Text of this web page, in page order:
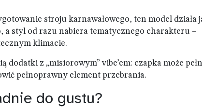
stroju karnawałowego, ten model działa
a styl od razu nabiera tematycznego charakteru –
klimacie.
z „misiorowym” vibe’em: czapka może
pełnoprawny element przebrania.
do gustu?